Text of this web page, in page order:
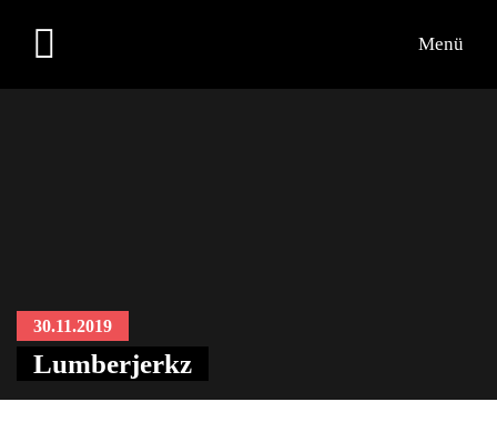
Menü
30.11.2019
Lumberjerkz